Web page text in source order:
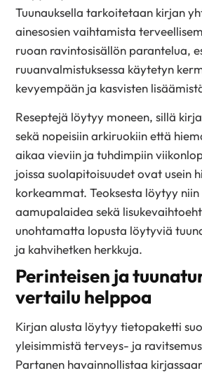
Tuunauksella tarkoitetaan kirjan
ainesosien vaihtamista
ruoan ravintosisällön parantelua,
ruuanvalmistuksessa käytetyn
kevyempään ja kasvisten
Reseptejä löytyy moneen, sillä
sekä nopeisiin arkiruokiin että
aikaa vieviin ja tuhdimpiin
joissa suolapitoisuudet ovat usein
korkeammat. Teoksesta löytyy
aamupalaidea sekä
unohtamatta lopusta löytyviä
ja kahvihetken herkkuja.
Perinteisen ja
vertailu helppoa
Kirjan alusta löytyy tietopaketti
yleisimmistä terveys- ja
Partanen havainnollistaa